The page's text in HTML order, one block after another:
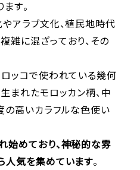
す。
やアラブ文化、植民地時代
雑に混ざっており、その
ロッコで使われている幾何
まれたモロッカン柄、中
の高いカラフルな色使い
始めており、神秘的な雰
人気を集めています。